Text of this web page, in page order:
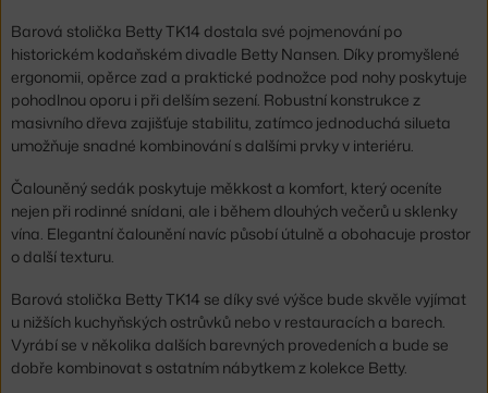
Barová stolička Betty TK14 dostala své pojmenování po
historickém kodaňském divadle Betty Nansen. Díky promyšlené
ergonomii, opěrce zad a praktické podnožce pod nohy poskytuje
pohodlnou oporu i při delším sezení. Robustní konstrukce z
masivního dřeva zajišťuje stabilitu, zatímco jednoduchá silueta
umožňuje snadné kombinování s dalšími prvky v interiéru.
Čalouněný sedák poskytuje měkkost a komfort, který oceníte
nejen při rodinné snídani, ale i během dlouhých večerů u sklenky
vína. Elegantní čalounění navíc působí útulně a obohacuje prostor
o další texturu.
Barová stolička Betty TK14 se díky své výšce bude skvěle vyjímat
u nižších kuchyňských ostrůvků nebo v restauracích a barech.
Vyrábí se v několika dalších barevných provedeních a bude se
dobře kombinovat s ostatním nábytkem z kolekce Betty.